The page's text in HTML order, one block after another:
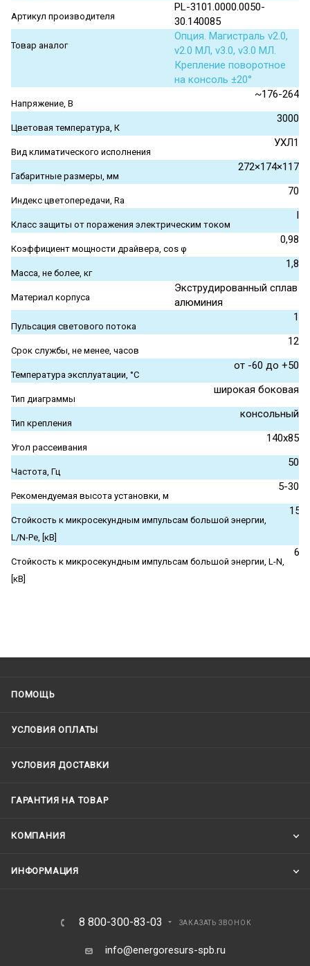
Артикул производителя
PL-3101.0000.0050-
30.140085
Товар аналог
Опция. Магистраль v2.0,
v2.0 МЛ, v3.0, v3.0 МЛ.
Крепление поворотное
на консоль ±20°
Напряжение, В
~176-264
Цветовая температура, К
3000
Вид климатического исполнения
УХЛ1
Габаритные размеры, мм
272×174×117
Индекс цветопередачи, Ra
70
Класс защиты от поражения электрическим током
I
Коэффициент мощности драйвера, cos φ
0,98
Масса, не более, кг
1,8
Материал корпуса
Экструдированный сплав
алюминия
Пульсация светового потока
1
Срок службы, не менее, часов
12
Температура эксплуатации, °С
от -60 до +50
Тип диаграммы
широкая боковая
Тип крепления
консольный
Угол рассеивания
140х85
Частота, Гц
50
Рекомендуемая высота установки, м
5-30
Стойкость к микросекундным импульсам большой энергии,
L/N-Pe, [кВ]
15
Стойкость к микросекундным импульсам большой энергии, L-N,
[кВ]
6
ПОМОЩЬ
УСЛОВИЯ ОПЛАТЫ
УСЛОВИЯ ДОСТАВКИ
ГАРАНТИЯ НА ТОВАР
КОМПАНИЯ
ИНФОРМАЦИЯ
8 800-300-83-03 ЗАКАЗАТЬ ЗВОНОК
info@energoresurs-spb.ru